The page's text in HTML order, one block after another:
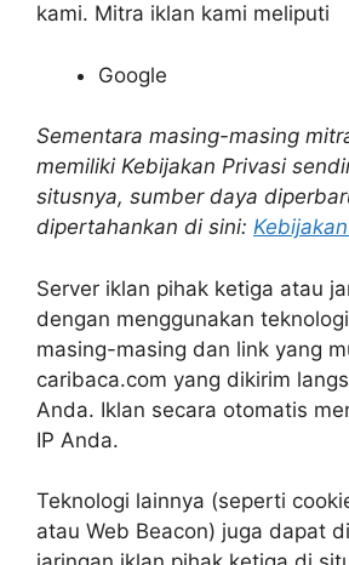
kami. Mitra iklan kami meliputi
Google
Sementara masing-masing
memiliki Kebijakan Privasi
situsnya, sumber daya
dipertahankan di sini:
Server iklan pihak ketiga atau
dengan menggunakan
masing-masing dan link yang
caribaca.com yang dikirim
Anda. Iklan secara otomatis
IP Anda.
Teknologi lainnya (seperti
atau Web Beacon) juga dapat